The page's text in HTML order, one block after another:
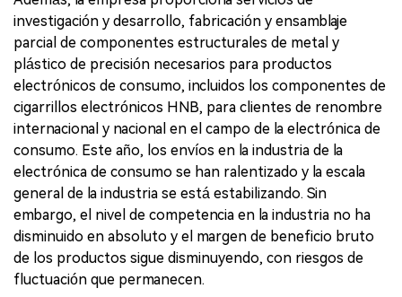
investigación y desarrollo, fabricación y ensamblaje
parcial de componentes estructurales de metal y
plástico de precisión necesarios para productos
electrónicos de consumo, incluidos los componentes de
cigarrillos electrónicos HNB, para clientes de renombre
internacional y nacional en el campo de la electrónica de
consumo. Este año, los envíos en la industria de la
electrónica de consumo se han ralentizado y la escala
general de la industria se está estabilizando. Sin
embargo, el nivel de competencia en la industria no ha
disminuido en absoluto y el margen de beneficio bruto
de los productos sigue disminuyendo, con riesgos de
fluctuación que permanecen.